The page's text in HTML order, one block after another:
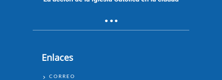
Enlaces
ENLACES
CORREO